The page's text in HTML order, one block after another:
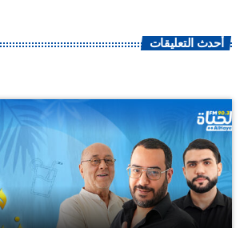
أحدث التعليقات